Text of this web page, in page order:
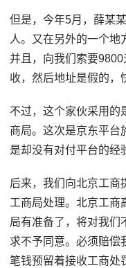
但是，今年5月，薛某
人。又在另外的一个地
并且，向我们索要
收，然后地址是假的，
不过，这个家伙采用的
商局。这次是京东平台
是却没有对付平台的经
后来，我们向北京工商
工商局处理。北京工商
局有准备了，将对我们
求不予同意。必须赔偿
笔钱预留着接收工商处